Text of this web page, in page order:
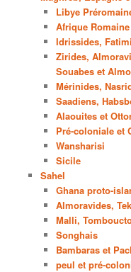
Libye
Afrique Romaine
Idrissides,
Zirides,
Souabes et
Mérinides,
Saadiens,
Alaouites et
Pré-coloniale et
Wansharisi
Sicile
Sahel
Ghana proto-
Almoravides,
Malli,
Songhais
Bambaras et
peul et pré-